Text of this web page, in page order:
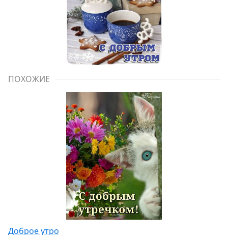
ПОХОЖИЕ
Доброе утро